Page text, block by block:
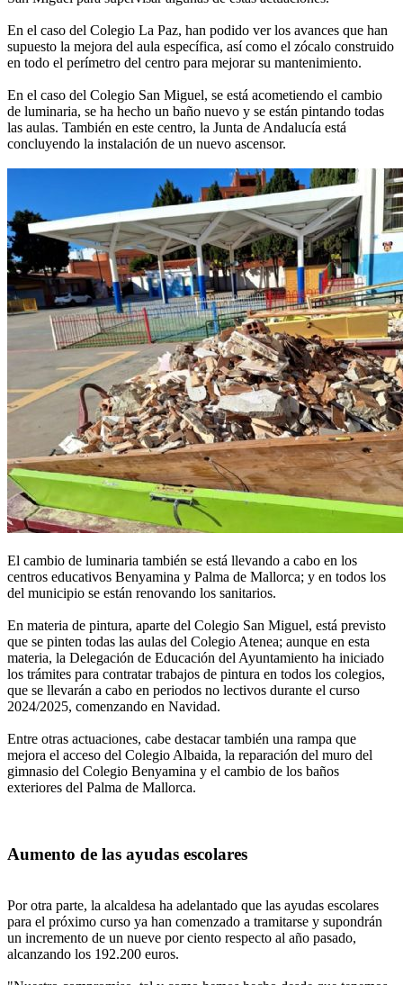
En el caso del Colegio La Paz, han podido ver los avances que han
supuesto la mejora del aula específica, así como el zócalo construido
en todo el perímetro del centro para mejorar su mantenimiento.
En el caso del Colegio San Miguel, se está acometiendo el cambio
de luminaria, se ha hecho un baño nuevo y se están pintando todas
las aulas. También en este centro, la Junta de Andalucía está
concluyendo la instalación de un nuevo ascensor.
El cambio de luminaria también se está llevando a cabo en los
centros educativos Benyamina y Palma de Mallorca; y en todos los
del municipio se están renovando los sanitarios.
En materia de pintura, aparte del Colegio San Miguel, está previsto
que se pinten todas las aulas del Colegio Atenea; aunque en esta
materia, la Delegación de Educación del Ayuntamiento ha iniciado
los trámites para contratar trabajos de pintura en todos los colegios,
que se llevarán a cabo en periodos no lectivos durante el curso
2024/2025, comenzando en Navidad.
Entre otras actuaciones, cabe destacar también una rampa que
mejora el acceso del Colegio Albaida, la reparación del muro del
gimnasio del Colegio Benyamina y el cambio de los baños
exteriores del Palma de Mallorca.
Aumento de las ayudas escolares
Por otra parte, la alcaldesa ha adelantado que las ayudas escolares
para el próximo curso ya han comenzado a tramitarse y supondrán
un incremento de un nueve por ciento respecto al año pasado,
alcanzando los 192.200 euros.